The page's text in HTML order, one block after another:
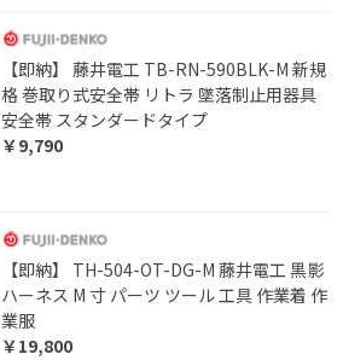
【即納】 藤井電工 TB-RN-590BLK-M 新規
格 巻取り式安全帯 リトラ 墜落制止用器具
安全帯 スタンダードタイプ
￥9,790
【即納】 TH-504-OT-DG-M 藤井電工 黒影
ハーネス M 寸 パーツ ツール 工具 作業着 作
業服
￥19,800